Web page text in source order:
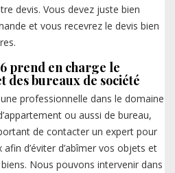
devis. Vous devez juste bien
et vous recevrez le devis bien
prend en charge le
des bureaux de société
professionnelle dans le domaine
ou aussi de bureau,
de contacter un expert pour
d’éviter d’abîmer vos objets et
Nous pouvons intervenir dans